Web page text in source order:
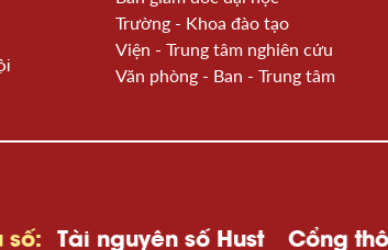
Trường - Khoa đào tạo
Viện - Trung tâm nghiên cứu
Văn phòng - Ban - Trung tâm
số Hust Cổng thông tin